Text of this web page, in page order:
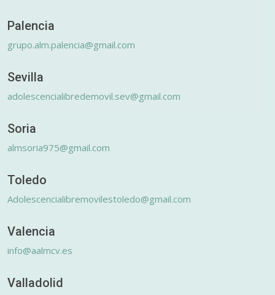
Palencia
grupo.alm.palencia@gmail.com
Sevilla
adolescencialibredemovil.sev@gmail.com
Soria
almsoria975@gmail.com
Toledo
Adolescencialibremovilestoledo@gmail.com
Valencia
info@aalmcv.es
Valladolid